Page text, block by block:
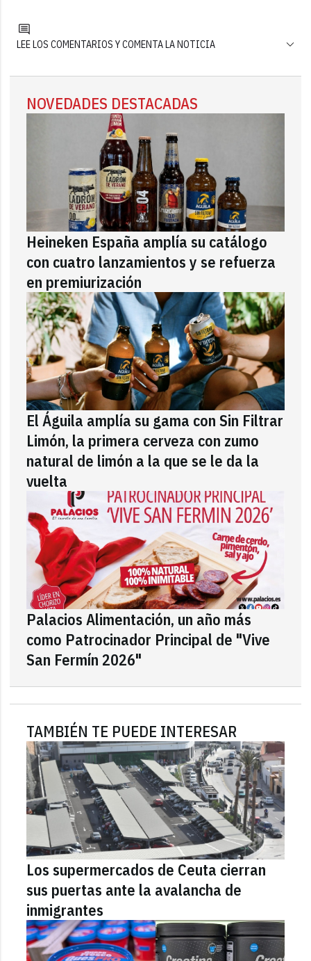
LEE LOS COMENTARIOS Y COMENTA LA NOTICIA
NOVEDADES DESTACADAS
Heineken España amplía su catálogo
con cuatro lanzamientos y se refuerza
en premiurización
El Águila amplía su gama con Sin Filtrar
Limón, la primera cerveza con zumo
natural de limón a la que se le da la
vuelta
Palacios Alimentación, un año más
como Patrocinador Principal de "Vive
San Fermín 2026"
TAMBIÉN TE PUEDE INTERESAR
Los supermercados de Ceuta cierran
sus puertas ante la avalancha de
inmigrantes